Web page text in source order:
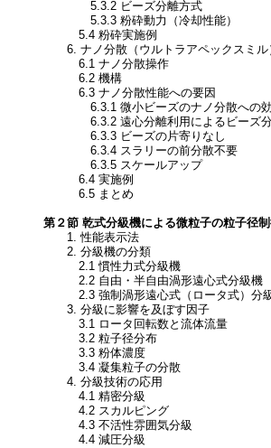
5.3.2 ビーズ分離方式
5.3.3 粉砕動力（冷却性能）
5.4 粉砕実施例
6. ナノ分散（ウルトラアペックスミル
6.1 ナノ分散操作
6.2 機構
6.3 ナノ分散性能への要因
6.3.1 微小ビーズのナノ分散への
6.3.2 遠心分離利用によるビーズ
6.3.3 ビーズの片寄りなし
6.3.4 スラリーの前分散不要
6.3.5 スケールアップ
6.4 実施例
6.5 まとめ
第２節 乾式分級機による微粒子の粒子径
1. 性能表示法
2. 分級機の分類
2.1 慣性力式分級機
2.2 自由・半自由渦形遠心式分級機
2.3 強制渦形遠心式（ロータ式）分
3. 分級に影響を及ぼす因子
3.1 ロータ回転数と流体流量
3.2 粒子径分布
3.3 粉体濃度
3.4 凝集粒子の分散
4. 分級技術の応用
4.1 精密分級
4.2 スカルピング
4.3 不活性雰囲気分級
4.4 減圧分級